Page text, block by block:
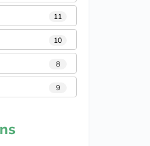
11
10
8
9